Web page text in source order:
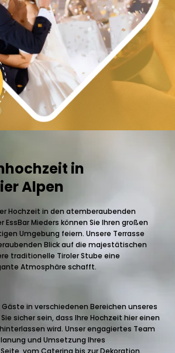
in
Alpen
Hochzeit in den atemberaubenden
EssBar Mieders können Sie Ihren großen
Umgebung feiern. Unsere Terrasse
Blick auf die majestätischen
traditionelle Tiroler Stube eine
Atmosphäre schafft.
Gäste in verschiedenen Bereichen unseres
sicher sein, dass Ihre Hochzeit hier einen
wird. Unser engagiertes Team
und Umsetzung Ihres